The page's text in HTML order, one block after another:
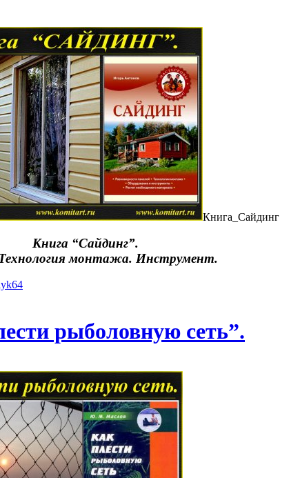
Книга_Сайдинг
Книга “Сайдинг”.
монтажа. Инструмент.
рыболовную сеть”.